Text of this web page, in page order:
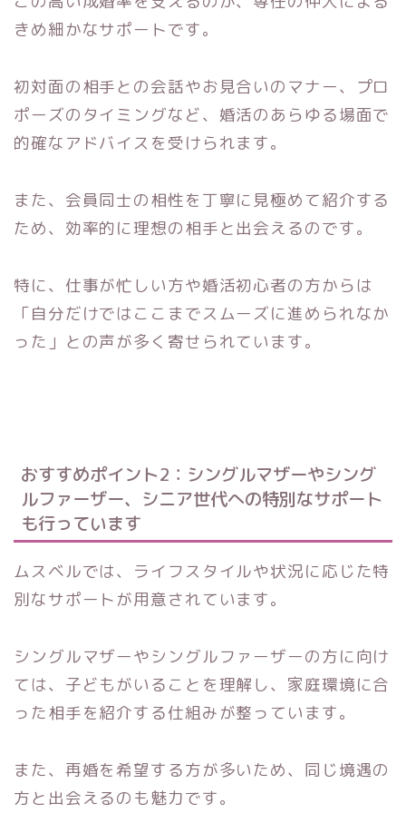
きめ細かなサポートです。
初対面の相手との会話やお見合いのマナー、プロ
ポーズのタイミングなど、婚活のあらゆる場面で
的確なアドバイスを受けられます。
また、会員同士の相性を丁寧に見極めて紹介する
ため、効率的に理想の相手と出会えるのです。
特に、仕事が忙しい方や婚活初心者の方からは
「自分だけではここまでスムーズに進められなか
った」との声が多く寄せられています。
おすすめポイント2：シングルマザーやシング
ルファーザー、シニア世代への特別なサポート
も行っています
ムスベルでは、ライフスタイルや状況に応じた特
別なサポートが用意されています。
シングルマザーやシングルファーザーの方に向け
ては、子どもがいることを理解し、家庭環境に合
った相手を紹介する仕組みが整っています。
また、再婚を希望する方が多いため、同じ境遇の
方と出会えるのも魅力です。